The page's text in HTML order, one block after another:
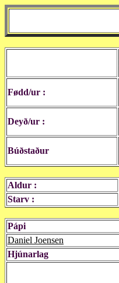
Fødd/ur :
Deyð/ur :
Búðstaður
Aldur :
Starv :
Pápi
Daniel Joensen
Hjúnarlag